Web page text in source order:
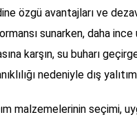
özgü avantajları ve
sunarken, daha
karşın, su buharı
nedeniyle dış
malzemelerinin seçimi,